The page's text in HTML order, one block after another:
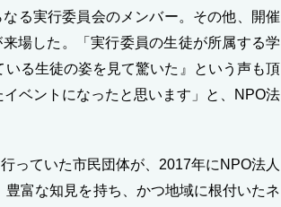
る実行委員会のメンバー。その他、開催
場した。「実行委員の生徒が所属する学
る生徒の姿を見て驚いた』という声も頂
ベントになったと思います」と、NPO法
っていた市民団体が、2017年にNPO法人
富な知見を持ち、かつ地域に根付いたネ